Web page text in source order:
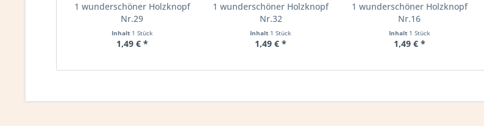
1 wunderschöner Holzknopf
Nr.29
Inhalt 1 Stück
1,49 € *
1 wunderschöner Holzknopf
Nr.32
Inhalt 1 Stück
1,49 € *
1 wunderschöner Holzknopf
Nr.16
Inhalt 1 Stück
1,49 € *